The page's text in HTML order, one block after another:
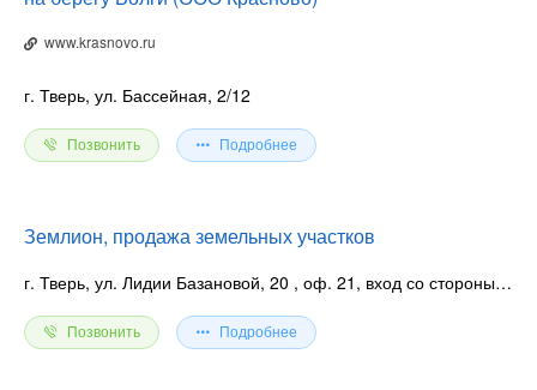
www.krasnovo.ru
г. Тверь, ул. Бассейная, 2/12
Позвонить Подробнее
Землион, продажа земельных участков
г. Тверь, ул. Лидии Базановой, 20 , оф. 21, вход со стороны парка Победы
Позвонить Подробнее